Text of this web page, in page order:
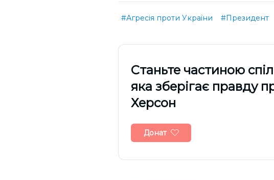
#Агресія проти України #Президент
Cтаньте частиною
яка зберігає правду
Херсон
Донат